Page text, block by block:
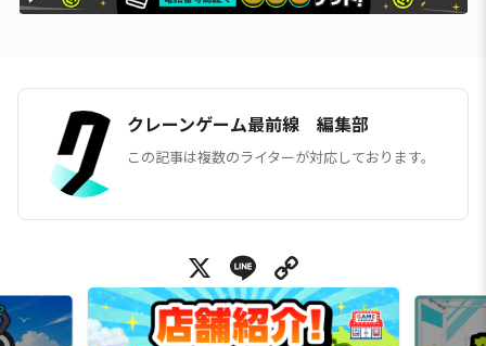
クレーンゲーム最前線 編集部
この記事は複数のライターが対応しております。
X Line